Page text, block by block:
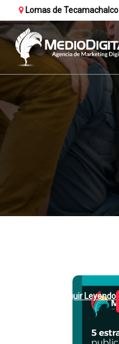
Lomas de Tecamachalco
Seguir Leyendo